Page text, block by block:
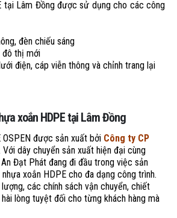
tại Lâm Đồng được sử dụng cho các công
đèn chiếu sáng
đô thị mới
điện, cáp viễn thông và chỉnh trang lại
xoắn HDPE tại Lâm Đồng
OSPEN được sản xuất bởi Công ty CP
Với dây chuyển sản xuất hiện đại cùng
Đạt Phát đang đi đầu trong việc sản
xoắn HDPE cho đa dạng công trình.
các chính sách vận chuyển, chiết
lòng tuyệt đối cho từng khách hàng mà